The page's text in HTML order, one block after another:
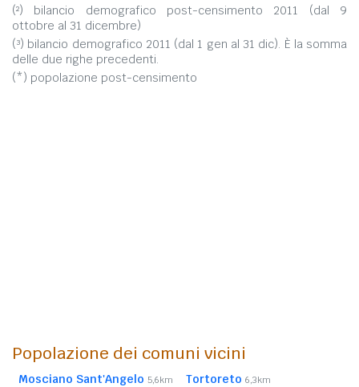
(²) bilancio demografico post-censimento 2011 (dal 9
ottobre al 31 dicembre)
(³) bilancio demografico 2011 (dal 1 gen al 31 dic). È la somma
delle due righe precedenti.
(*) popolazione post-censimento
Popolazione dei comuni vicini
Mosciano Sant'Angelo 5,6km Tortoreto 6,3km